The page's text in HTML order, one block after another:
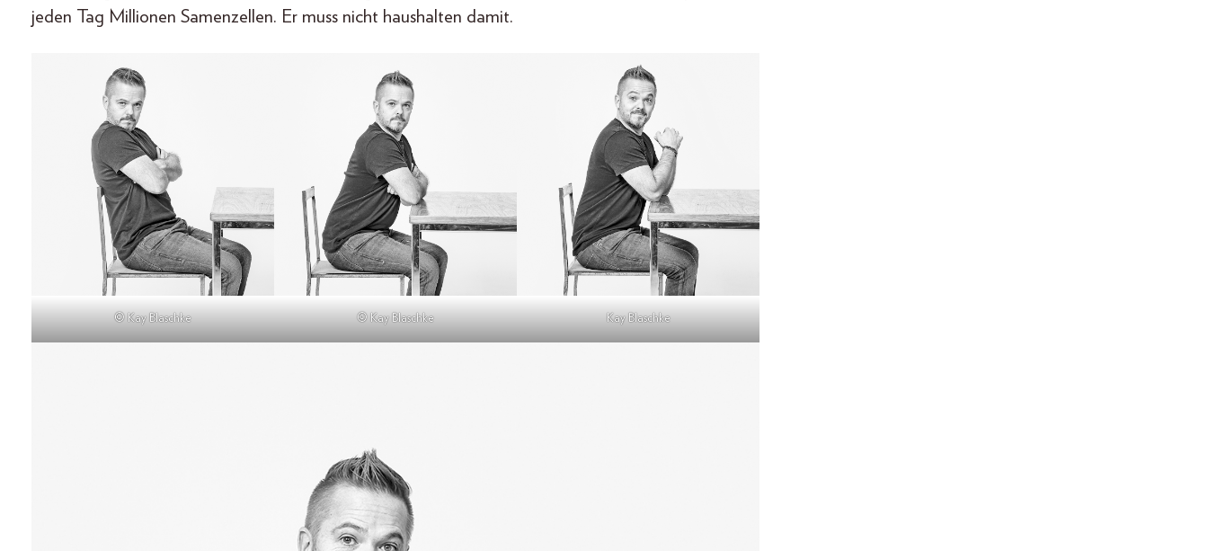
jeden Tag Millionen Samenzellen. Er muss nicht haushalten damit.
© Kay Blaschke © Kay Blaschke Kay Blaschke